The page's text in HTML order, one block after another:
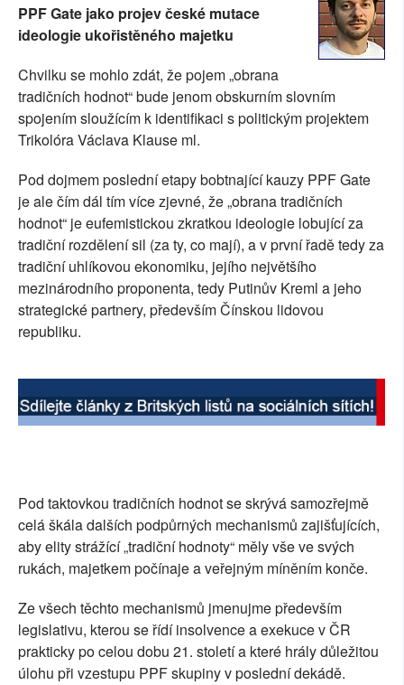
SOCIÁLNÍ SÍTĚ
PLNÁ VERZE STRÁNEK
PPF Gate jako projev české mutace
ideologie ukořistěného majetku
Chvilku se mohlo zdát, že pojem „obrana
tradičních hodnot“ bude jenom obskurním slovním
spojením sloužícím k identifikaci s politickým projektem
Trikolóra Václava Klause ml.
Pod dojmem poslední etapy bobtnající kauzy PPF Gate
je ale čím dál tím více zjevné, že „obrana tradičních
hodnot“ je eufemistickou zkratkou ideologie lobující za
tradiční rozdělení sil (za ty, co mají), a v první řadě tedy za
tradiční uhlíkovou ekonomiku, jejího největšího
mezinárodního proponenta, tedy Putinův Kreml a jeho
strategické partnery, především Čínskou lidovou
republiku.
Pod taktovkou tradičních hodnot se skrývá samozřejmě
celá škála dalších podpůrných mechanismů zajišťujících,
aby elity strážící „tradiční hodnoty“ měly vše ve svých
rukách, majetkem počínaje a veřejným míněním konče.
Ze všech těchto mechanismů jmenujme především
legislativu, kterou se řídí insolvence a exekuce v ČR
prakticky po celou dobu 21. století a které hrály důležitou
úlohu při vzestupu PPF skupiny v poslední dekádě.